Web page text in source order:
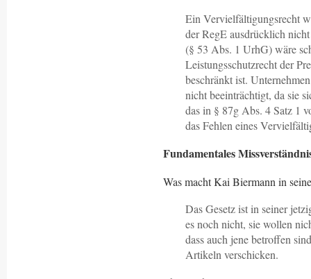
Ein Vervielfältigungsrecht
der RegE ausdrücklich
(§ 53 Abs. 1 UrhG) wäre
Leistungsschutzrecht der
beschränkt ist.
nicht beeinträchtigt, da sie
das in § 87g Abs. 4 Satz 1
das Fehlen eines
Fundamentales
Was macht Kai Biermann in
Das Gesetz ist in seiner
es noch nicht, sie wollen
dass auch jene betroffen
Artikeln verschicken.